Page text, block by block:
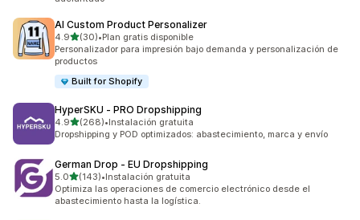
AI Custom Product Personalizer
4.9de 5 estrellas
(30)
30 reseñas en total
•Plan gratis disponible
Personalizador para impresión bajo demanda y personalización de
productos
Built for Shopify
HyperSKU ‑ PRO Dropshipping
4.9de 5 estrellas
(268)
268 reseñas en total
•Instalación gratuita
Dropshipping y POD optimizados: abastecimiento, marca y envío
German Drop ‑ EU Dropshipping
5.0de 5 estrellas
(143)
143 reseñas en total
•Instalación gratuita
Optimiza las operaciones de comercio electrónico desde el
abastecimiento hasta la logística.